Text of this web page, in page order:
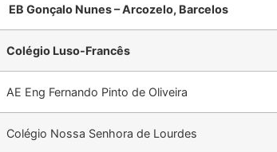
EB Gonçalo Nunes – Arcozelo, Barcelos
Colégio Luso-Francês
AE Eng Fernando Pinto de Oliveira
Colégio Nossa Senhora de Lourdes